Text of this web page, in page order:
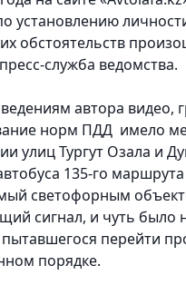
установлению
обстоятельств
служба ведомства.
автора видео,
норм ПДД имело
улиц Тургут Озала и
135-го
светофорным
сигнал, и чуть было
перейти
порядке.